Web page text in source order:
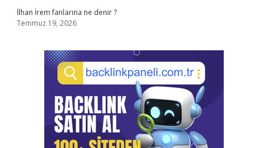
İlhan İrem fanlarına ne denir ?
Temmuz 19, 2026